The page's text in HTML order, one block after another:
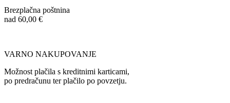
Brezplačna poštnina
nad 60,00 €
VARNO NAKUPOVANJE
Možnost plačila s kreditnimi karticami,
po predračunu ter plačilo po povzetju.